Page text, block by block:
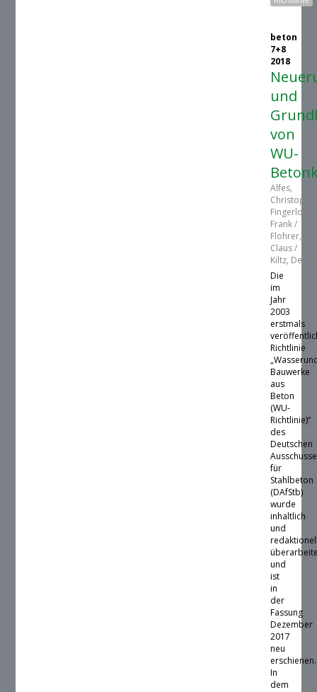
beton
7+8
2018
und
von
WU-
Alfes,
Christoph /
Fingerloos,
Frank /
Flohrer,
Claus /
Kiltz, Denis
Die
im
Jahr
2003
erstmals
Richtlinie
Bauwerke
aus
Beton
(WU-
Richtlinie)“
des
Deutschen
für
Stahlbeton
(DAfStb)
wurde
inhaltlich
und
und
ist
in
der
Fassung
Dezember
2017
neu
erschienen.
In
dem